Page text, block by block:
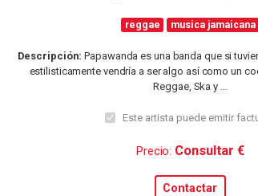
reggae musica jamaicana
Descripción: Papawanda es una banda que si
estilisticamente vendría a ser algo así como un
Reggae, Ska y ...
Este artista puede emitir
Precio: Consultar €
Contactar